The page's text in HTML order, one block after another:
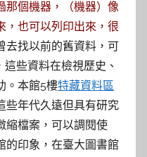
那個機器，（機器）像
，也可以列印出來，很
去找以前的舊資料，可
些資料在檢視歷史、
。本館5樓特藏資料區
些年代久遠但具有研究
縮檔案，可以調閱使
的印象，在臺大圖書館